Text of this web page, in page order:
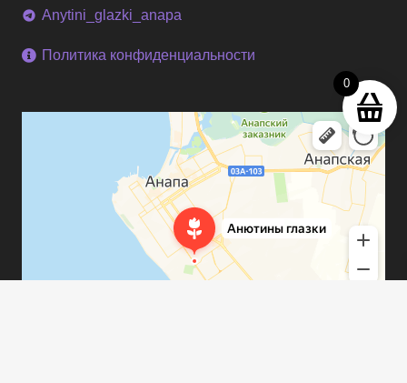
0
telegram Anytini_glazki_anapa
Политика конфиденциальности